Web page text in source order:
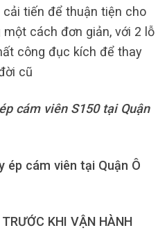
tiến để thuận tiện cho
cách đơn giản, với 2 lỗ
công đục kích để thay
cũ
cám viên S150 tại Quận
ép cám viên tại Quận Ô
KHI VẬN HÀNH